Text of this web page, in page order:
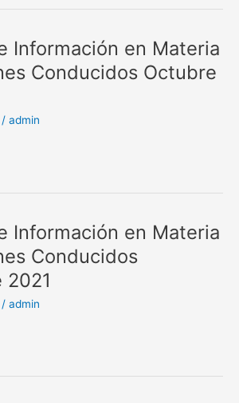
Información en Materia
Conducidos Octubre
/ admin
Información en Materia
Conducidos
/ admin